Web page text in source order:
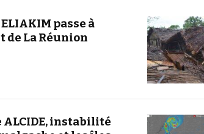
passe à
de La Réunion
ALCIDE, instabilité